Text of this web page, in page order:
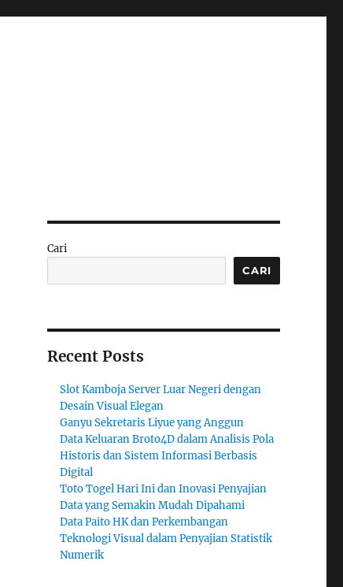
Cari
CARI
Recent Posts
Slot Kamboja Server Luar Negeri dengan
Desain Visual Elegan
Ganyu Sekretaris Liyue yang Anggun
Data Keluaran Broto4D dalam Analisis Pola
Historis dan Sistem Informasi Berbasis
Digital
Toto Togel Hari Ini dan Inovasi Penyajian
Data yang Semakin Mudah Dipahami
Data Paito HK dan Perkembangan
Teknologi Visual dalam Penyajian Statistik
Numerik